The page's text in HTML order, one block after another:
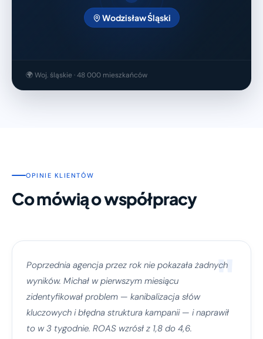
Wodzisław Śląski
🌍 Woj. śląskie · 48 000 mieszkańców
OPINIE KLIENTÓW
Co mówią o współpracy
"
Poprzednia agencja przez rok nie pokazała żadnych
wyników. Michał w pierwszym miesiącu
zidentyfikował problem — kanibalizacja słów
kluczowych i błędna struktura kampanii — i naprawił
to w 3 tygodnie. ROAS wzrósł z 1,8 do 4,6.